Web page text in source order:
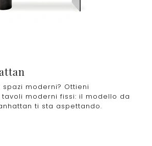
moderni? Ottieni
tavoli moderni fissi: il modello da
ti sta aspettando.